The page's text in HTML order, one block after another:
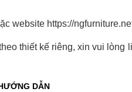
website https://
thiết kế riêng, xin vui
DẪN